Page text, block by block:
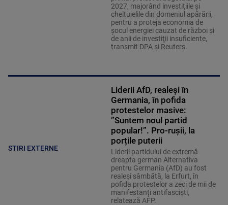
2027, majorând investiţiile şi
cheltuielile din domeniul apărării,
pentru a proteja economia de
şocul energiei cauzat de război şi
de anii de investiţii insuficiente,
transmit DPA şi Reuters.
STIRI EXTERNE
Liderii AfD, realeși în
Germania, în pofida
protestelor masive:
”Suntem noul partid
popular!”. Pro-rușii, la
porțile puterii
Liderii partidului de extremă
dreapta german Alternativa
pentru Germania (AfD) au fost
realeși sâmbătă, la Erfurt, în
pofida protestelor a zeci de mii de
manifestanți antifasciști,
relatează AFP.